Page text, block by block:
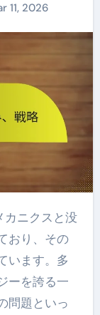
11, 2026
おり、その
います。多
ーを誇る一
問題といっ